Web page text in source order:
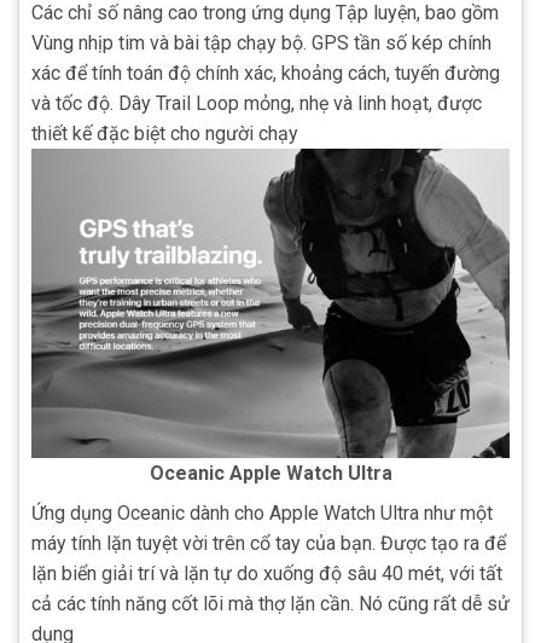
Các chỉ số nâng cao trong ứng dụng Tập luyện, bao gồm
Vùng nhịp tim và bài tập chạy bộ. GPS tần số kép chính
xác để tính toán độ chính xác, khoảng cách, tuyến đường
và tốc độ. Dây Trail Loop mỏng, nhẹ và linh hoạt, được
thiết kế đặc biệt cho người chạy
Oceanic Apple Watch Ultra
Ứng dụng Oceanic dành cho Apple Watch Ultra như một
máy tính lặn tuyệt vời trên cổ tay của bạn. Được tạo ra để
lặn biển giải trí và lặn tự do xuống độ sâu 40 mét, với tất
cả các tính năng cốt lõi mà thợ lặn cần. Nó cũng rất dễ sử
dụng